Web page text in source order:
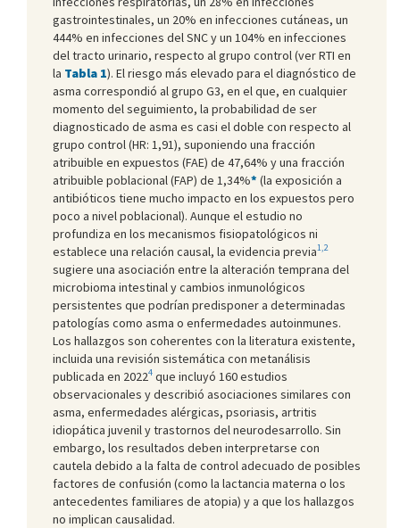
gastrointestinales, un 20% en infecciones cutáneas, un
444% en infecciones del SNC y un 104% en infecciones
del tracto urinario, respecto al grupo control (ver RTI en
la Tabla 1). El riesgo más elevado para el diagnóstico de
asma correspondió al grupo G3, en el que, en cualquier
momento del seguimiento, la probabilidad de ser
diagnosticado de asma es casi el doble con respecto al
grupo control (HR: 1,91), suponiendo una fracción
atribuible en expuestos (FAE) de 47,64% y una fracción
atribuible poblacional (FAP) de 1,34%* (la exposición a
antibióticos tiene mucho impacto en los expuestos pero
poco a nivel poblacional). Aunque el estudio no
profundiza en los mecanismos fisiopatológicos ni
establece una relación causal, la evidencia previa1,2
sugiere una asociación entre la alteración temprana del
microbioma intestinal y cambios inmunológicos
persistentes que podrían predisponer a determinadas
patologías como asma o enfermedades autoinmunes.
Los hallazgos son coherentes con la literatura existente,
incluida una revisión sistemática con metanálisis
publicada en 20224 que incluyó 160 estudios
observacionales y describió asociaciones similares con
asma, enfermedades alérgicas, psoriasis, artritis
idiopática juvenil y trastornos del neurodesarrollo. Sin
embargo, los resultados deben interpretarse con
cautela debido a la falta de control adecuado de posibles
factores de confusión (como la lactancia materna o los
antecedentes familiares de atopia) y a que los hallazgos
no implican causalidad.